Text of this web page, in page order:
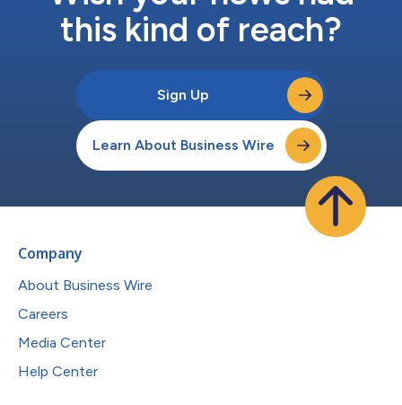
this kind of reach?
Sign Up
Learn About Business Wire
Company
About Business Wire
Careers
Media Center
Help Center